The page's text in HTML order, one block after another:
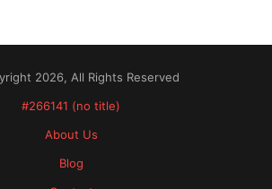
2026, All Rights Reserved
#266141 (no title)
About Us
Blog